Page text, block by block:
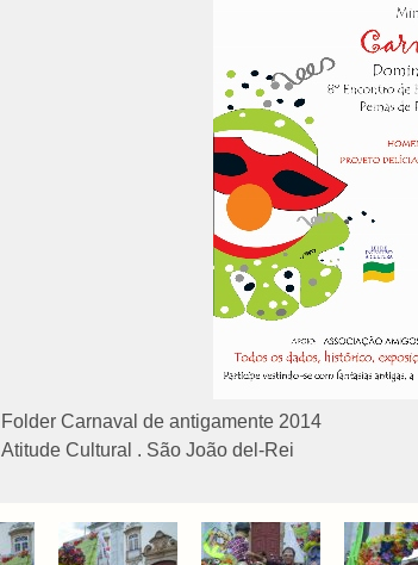
Folder Carnaval de antigamente 2014
Atitude Cultural . São João del-Rei